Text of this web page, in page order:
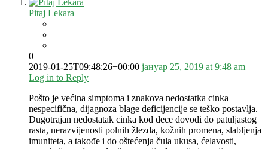
Pitaj Lekara
0
2019-01-25T09:48:26+00:00 јануар 25, 2019 at 9:48 am
Log in to Reply
Pošto je većina simptoma i znakova nedostatka cinka
nespecifična, dijagnoza blage deficijencije se teško postavlja.
Dugotrajan nedostatak cinka kod dece dovodi do patuljastog
rasta, nerazvijenosti polnih žlezda, kožnih promena, slabljenja
imuniteta, a takođe i do oštećenja čula ukusa, ćelavosti,